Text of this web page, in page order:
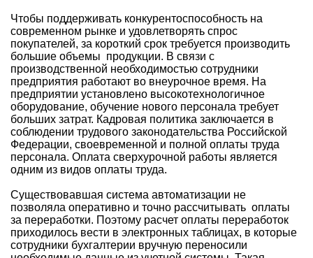
Чтобы поддерживать конкурентоспособность на
современном рынке и удовлетворять спрос
покупателей, за короткий срок требуется производить
большие объемы продукции. В связи с
производственной необходимостью сотрудники
предприятия работают во внеурочное время. На
предприятии установлено высокотехнологичное
оборудование, обучение нового персонала требует
больших затрат. Кадровая политика заключается в
соблюдении трудового законодательства Российской
Федерации, своевременной и полной оплаты труда
персонала. Оплата сверхурочной работы является
одним из видов оплаты труда.
Существовавшая система автоматизации не
позволяла оперативно и точно рассчитывать оплаты
за переработки. Поэтому расчет оплаты переработок
приходилось вести в электронных таблицах, в которые
сотрудники бухгалтерии вручную переносили